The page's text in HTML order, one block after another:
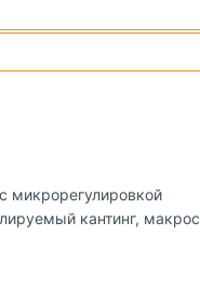
микрорегулировкой
кантинг,